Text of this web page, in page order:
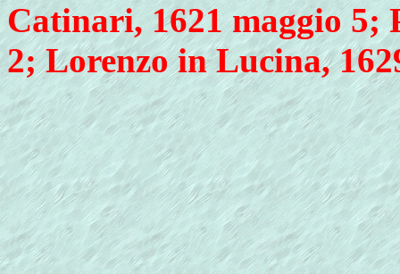
Catinari, 1621 maggio 5;
2; Lorenzo in Lucina,